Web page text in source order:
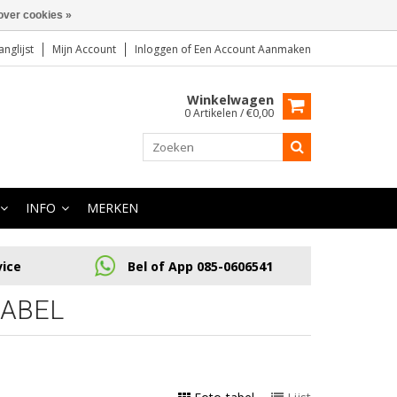
Mijn Account Inloggen of Een Account Aanmaken
Winkelwagen
0 Artikelen / €0,00
INFO MERKEN
Bel of App 085-0606541
cookies »